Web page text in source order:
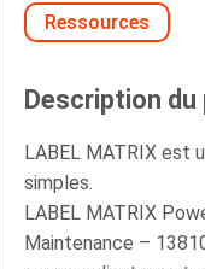
Ressources
Description du
LABEL MATRIX est
simples.
LABEL MATRIX
Maintenance –